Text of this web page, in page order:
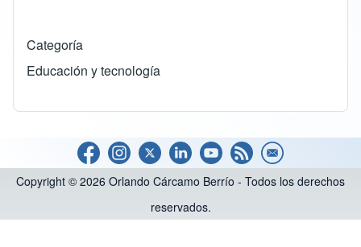
Categoría
Educación y tecnología
Copyright © 2026 Orlando Cárcamo Berrío - Todos los derechos
reservados.